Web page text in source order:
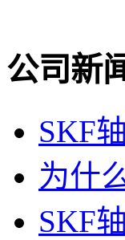
公司新
SKF
为什
SKF